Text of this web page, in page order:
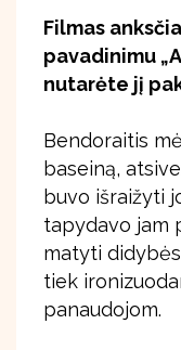
Filmas
pavadinimu
nutarėte jį
Bendoraitis
baseiną,
buvo išraižyti
tapydavo jam
matyti
tiek
panaudojom.